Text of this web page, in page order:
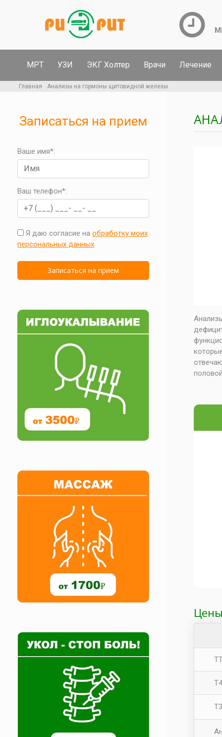
МРТ УЗИ ЭКГ Холтер Врачи Лечение
Главная Анализы на гормоны щитовидной железы
Записаться на прием
Ваше имя*:
Ваш телефон*:
Я даю согласие на обработку моих
персональных данных